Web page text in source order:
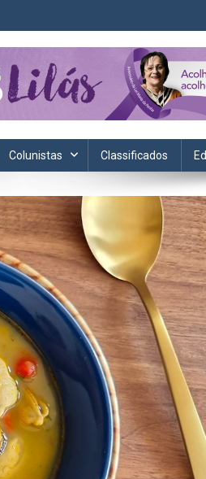
economia, esportes e cotidiano.
Colunistas Classificados